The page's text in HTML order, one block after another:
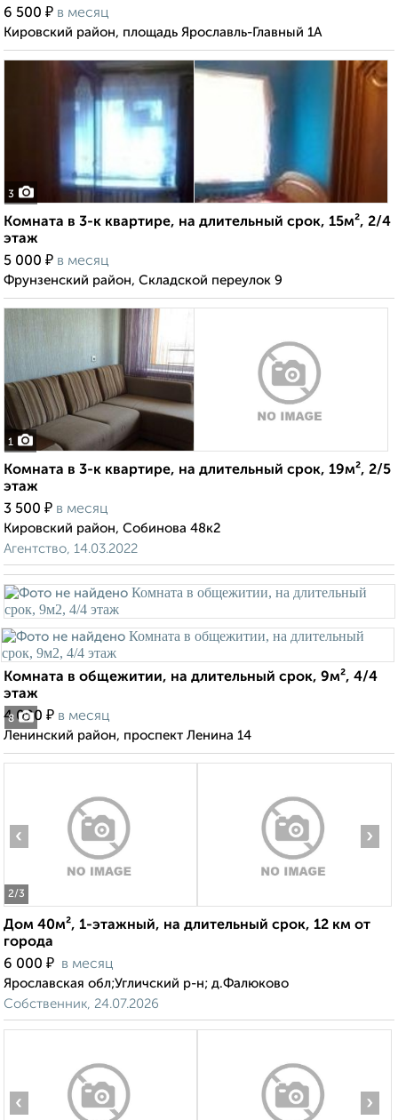
6 500 ₽ в месяц
Кировский район, площадь Ярославль-Главный 1А
3
Комната в 3-к квартире, на длительный срок, 15м², 2/4
этаж
5 000 ₽ в месяц
Фрунзенский район, Складской переулок 9
1
Комната в 3-к квартире, на длительный срок, 19м², 2/5
этаж
3 500 ₽ в месяц
Кировский район, Собинова 48к2
Агентство, 14.03.2022
8
Комната в общежитии, на длительный срок, 9м², 4/4
этаж
4 000 ₽ в месяц
Ленинский район, проспект Ленина 14
2/3
‹ ›
Дом 40м², 1-этажный, на длительный срок, 12 км от
города
6 000 ₽ в месяц
Ярославская обл;Угличский р-н; д.Фалюково
Собственник, 24.07.2026
‹ ›